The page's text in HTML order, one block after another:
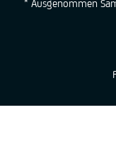
* Ausgenommen